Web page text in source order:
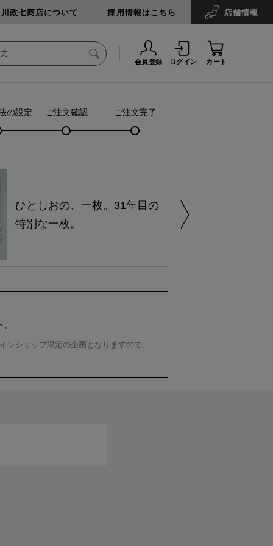
政七商店について 採用情報はこちら 店舗情報
会員登録 ログイン カート
の設定 ご注文確認 ご注文完了
ひとしおの、一枚。31年目の
特別な一枚。
ショップ限定の企画となりますので、